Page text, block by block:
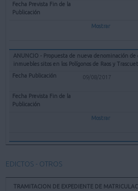
Mostrar
ANUNCIO - Propuesta de nueva denominación de
inmuebles sitos en los Polígonos de Raos y
09/08/2017
Mostrar
EDICTOS - OTROS
TRAMITACION DE EXPEDIENTE DE